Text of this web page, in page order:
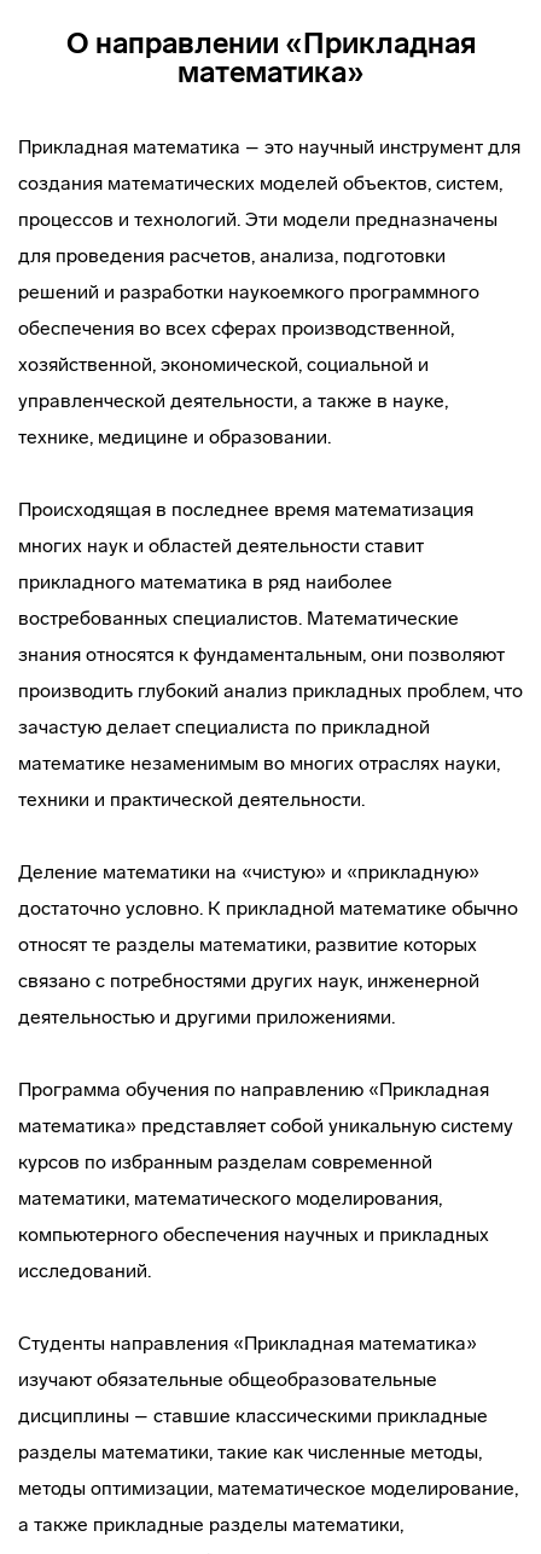
О направлении «Прикладная
математика»
Прикладная математика – это научный инструмент для
создания математических моделей объектов, систем,
процессов и технологий. Эти модели предназначены
для проведения расчетов, анализа, подготовки
решений и разработки наукоемкого программного
обеспечения во всех сферах производственной,
хозяйственной, экономической, социальной и
управленческой деятельности, а также в науке,
технике, медицине и образовании.
Происходящая в последнее время математизация
многих наук и областей деятельности ставит
прикладного математика в ряд наиболее
востребованных специалистов. Математические
знания относятся к фундаментальным, они позволяют
производить глубокий анализ прикладных проблем, что
зачастую делает специалиста по прикладной
математике незаменимым во многих отраслях науки,
техники и практической деятельности.
Деление математики на «чистую» и «прикладную»
достаточно условно. К прикладной математике обычно
относят те разделы математики, развитие которых
связано с потребностями других наук, инженерной
деятельностью и другими приложениями.
Программа обучения по направлению «Прикладная
математика» представляет собой уникальную систему
курсов по избранным разделам современной
математики, математического моделирования,
компьютерного обеспечения научных и прикладных
исследований.
Студенты направления «Прикладная математика»
изучают обязательные общеобразовательные
дисциплины – ставшие классическими прикладные
разделы математики, такие как численные методы,
методы оптимизации, математическое моделирование,
а также прикладные разделы математики,